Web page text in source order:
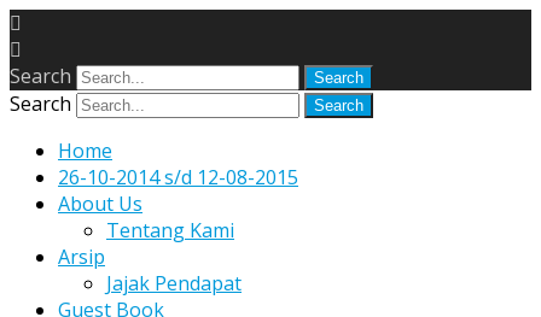
Search
Search
Home
26-10-2014 s/d 12-08-2015
About Us
Tentang Kami
Arsip
Jajak Pendapat
Guest Book